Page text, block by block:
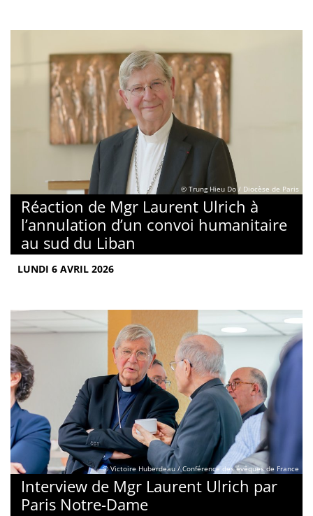
© Trung Hieu Do / Diocèse de Paris
Réaction de Mgr Laurent Ulrich à
l’annulation d’un convoi humanitaire
au sud du Liban
LUNDI 6 AVRIL 2026
© Victoire Huberdeau / Conférence des évêques de France
Interview de Mgr Laurent Ulrich par
Paris Notre-Dame